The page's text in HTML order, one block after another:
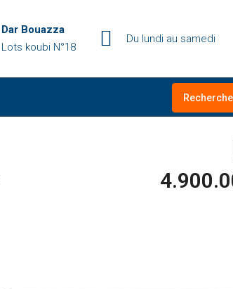
Dar Bouazza
Lots koubi N°18
Du lundi au samedi